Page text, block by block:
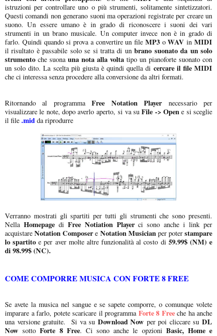
istruzioni per controllare uno o più strumenti, solitamente sintetizzatori.
Questi comandi non generano suoni ma operazioni registrate per creare un
suono. Un essere umano è in grado di riconoscere i suoni dei vari
strumenti in un brano musicale. Un computer invece non è in grado di
farlo. Quindi quando si prova a convertire un file MP3oWAV inMIDI
il risultato è passabile solo se si tratta di unbrano suonato da un solo
strumento che suona una nota alla volta tipo un pianoforte suonato con
un solo dito. La scelta più giusta è quindi quella di cercare il file MIDI
che ci interessa senza procedere alla conversione da altri formati.
Ritornando al programmaFree Notation Player necessario per
visualizzare le note, dopo averlo aperto, si va suFile -> Opene si sceglie
il file .mid da riprodurre
Verranno mostrati gli spartiti per tutti gli strumenti che sono presenti.
NellaHomepagediFree Notiation Playerci sono anche i link per
acquistareNotation Composere Notation Musicianper poter stampare
lo spartito e per aver molte altre funzionalità al costo di 59.99$ (NM) e
di 98.99$ (NC).
COME COMPORRE MUSICA CON FORTE 8 FREE
Se avete la musica nel sangue e se sapete comporre, o comunque volete
imparare a farlo, potete scaricare il programma Forte 8 Freeche ha anche
una versione gratuite. Si va su Download Now per poi cliccare suDL
Now sottoForte 8 Free. Ci sono anche le opzioni Basic, Home e